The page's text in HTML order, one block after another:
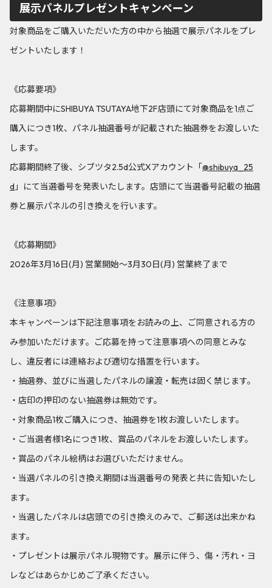
展示パネルプレゼントキャンペーン
対象商品をご購入いただいた方の中から抽選で展示パネルをプレ
ゼントいたします！
《応募要項》
応募期間中にSHIBUYA TSUTAYA地下2F店頭にて対象商品を1点ご
購入につき1枚、パネル抽選番号が記載された抽選券をお渡しいた
します。
応募期間終了後、シブツタ2.5d公式Xアカウント「@shibuya_25
d 」にて当選番号を発表いたします。店頭にて当選番号記載の抽選
券と展示パネルの引き換えを行います。
《応募期間》
2026年3月16日(月) 営業開始～3月30日(月) 営業終了まで
《注意事項》
本キャンペーンは下記注意事項をお読みの上、ご同意される方の
み参加いただけます。ご応募を持って注意事項への同意とみな
し、違反者には連絡および適切な措置を行います。
・抽選券、並びに当選したパネルの譲渡・転売は固く禁じます。
・店印の押印のない抽選券は無効です。
・対象商品1枚ご購入につき、抽選券を1枚お渡しいたします。
・ご当選者様1名につき1枚、賞品のパネルをお渡しいたします。
・賞品のパネル絵柄はお選びいただけません。
・当選パネルの引き換え期間は当選番号の発表と共に告知いたし
ます。
・当選したパネルは店頭での引き換えのみで、ご郵送は出来かね
ます。
・プレゼントは展示パネル現物です。展示に伴う、傷・汚れ・ヨ
レなどはあらかじめご了承ください。